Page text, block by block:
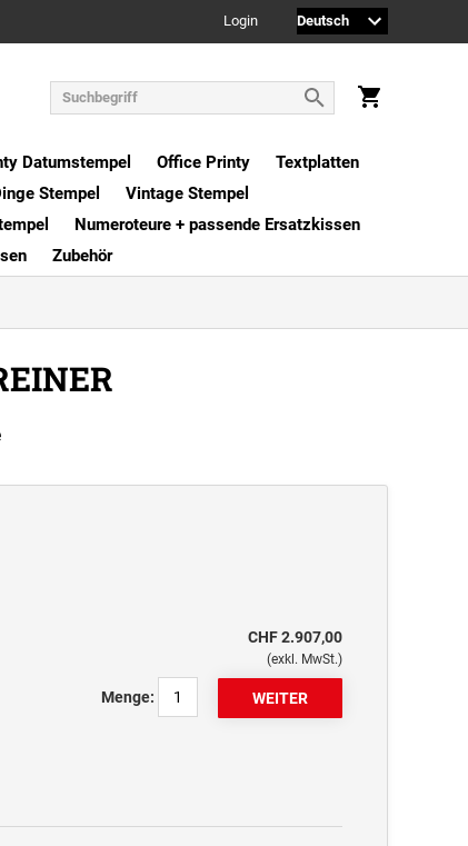
Login
Datumstempel Office Printy
Textplatten
Stempel
Vintage Stempel
Numeroteure + passende Ersatzkissen
Zubehör
CHF 2.907,00
(exkl. MwSt.)
Menge: